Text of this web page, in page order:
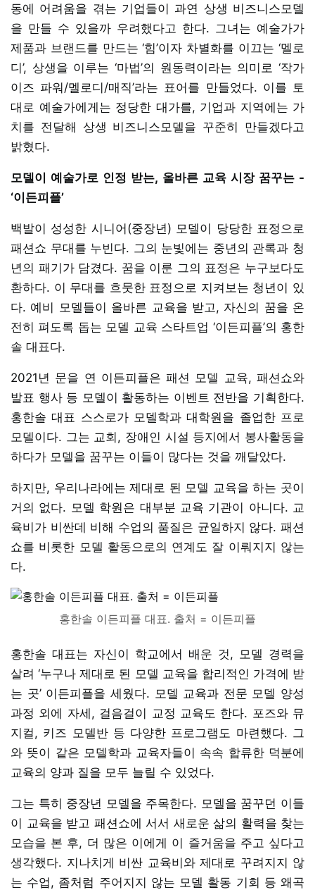
동에 어려움을 겪는 기업들이 과연 상생 비즈니스모델
을 만들 수 있을까 우려했다고 한다. 그녀는 예술가가
제품과 브랜드를 만드는 ‘힘’이자 차별화를 이끄는 ‘멜로
디’, 상생을 이루는 ‘마법’의 원동력이라는 의미로 ‘작가
이즈 파워/멜로디/매직’라는 표어를 만들었다. 이를 토
대로 예술가에게는 정당한 대가를, 기업과 지역에는 가
치를 전달해 상생 비즈니스모델을 꾸준히 만들겠다고
밝혔다.
모델이 예술가로 인정 받는, 올바른 교육 시장 꿈꾸는 -
‘이든피플’
백발이 성성한 시니어(중장년) 모델이 당당한 표정으로
패션쇼 무대를 누빈다. 그의 눈빛에는 중년의 관록과 청
년의 패기가 담겼다. 꿈을 이룬 그의 표정은 누구보다도
환하다. 이 무대를 흐뭇한 표정으로 지켜보는 청년이 있
다. 예비 모델들이 올바른 교육을 받고, 자신의 꿈을 온
전히 펴도록 돕는 모델 교육 스타트업 ‘이든피플’의 홍한
솔 대표다.
2021년 문을 연 이든피플은 패션 모델 교육, 패션쇼와
발표 행사 등 모델이 활동하는 이벤트 전반을 기획한다.
홍한솔 대표 스스로가 모델학과 대학원을 졸업한 프로
모델이다. 그는 교회, 장애인 시설 등지에서 봉사활동을
하다가 모델을 꿈꾸는 이들이 많다는 것을 깨달았다.
하지만, 우리나라에는 제대로 된 모델 교육을 하는 곳이
거의 없다. 모델 학원은 대부분 교육 기관이 아니다. 교
육비가 비싼데 비해 수업의 품질은 균일하지 않다. 패션
쇼를 비롯한 모델 활동으로의 연계도 잘 이뤄지지 않는
다.
홍한솔 이든피플 대표. 출처 = 이든피플
홍한솔 대표는 자신이 학교에서 배운 것, 모델 경력을
살려 ‘누구나 제대로 된 모델 교육을 합리적인 가격에 받
는 곳’ 이든피플을 세웠다. 모델 교육과 전문 모델 양성
과정 외에 자세, 걸음걸이 교정 교육도 한다. 포즈와 뮤
지컬, 키즈 모델반 등 다양한 프로그램도 마련했다. 그
와 뜻이 같은 모델학과 교육자들이 속속 합류한 덕분에
교육의 양과 질을 모두 늘릴 수 있었다.
그는 특히 중장년 모델을 주목한다. 모델을 꿈꾸던 이들
이 교육을 받고 패션쇼에 서서 새로운 삶의 활력을 찾는
모습을 본 후, 더 많은 이에게 이 즐거움을 주고 싶다고
생각했다. 지나치게 비싼 교육비와 제대로 꾸려지지 않
는 수업, 좀처럼 주어지지 않는 모델 활동 기회 등 왜곡